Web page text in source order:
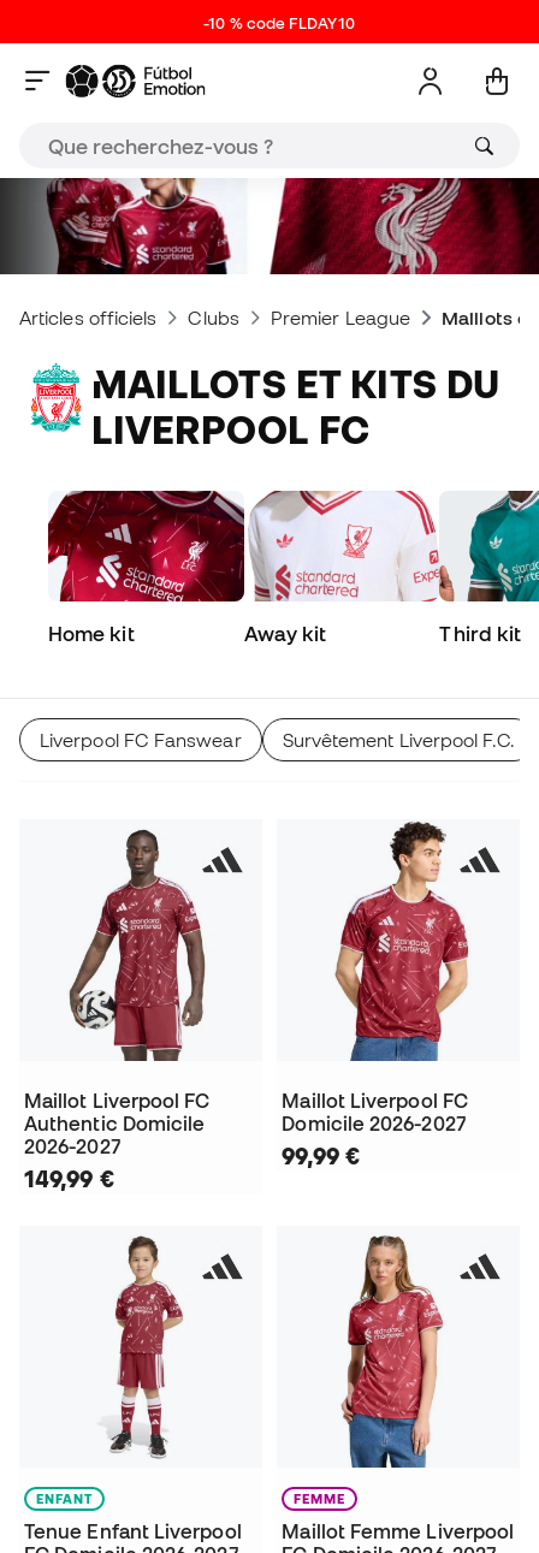
-10 % code FLDAY10
Articles officiels Clubs Premier League Maillots
MAILLOTS ET KITS DU
LIVERPOOL FC
Home kit Away kit Third kit
Liverpool FC Fanswear Survêtement Liverpool F.C.
Maillot Liverpool FC
Authentic Domicile
2026-2027
149,99 €
Maillot Liverpool FC
Domicile 2026-2027
99,99 €
ENFANT
Tenue Enfant Liverpool
FEMME
Maillot Femme Liverpool